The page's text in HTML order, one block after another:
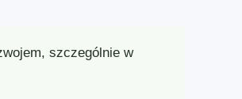
szczególnie w